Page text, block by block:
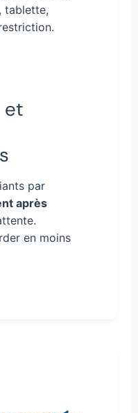
tablette,
et
par
après
en moins